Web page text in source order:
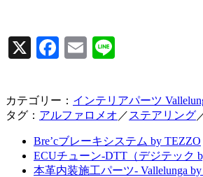
X Facebook
Email
カテゴリー： インテリアパーツ
タグ： アルファロメオ ／ ステアリング
Bre’cブレーキシステム by TEZZO
ECUチューン-DTT（デジテック
本革内装施工パーツ- Vallelunga